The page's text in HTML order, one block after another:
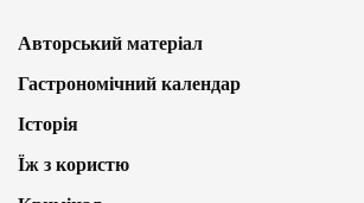
Авторський матеріал
Гастрономічний календар
Історія
Їж з користю